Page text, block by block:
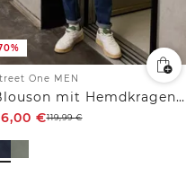
One MEN
Blouson mit Hemdkragen und Zipper
€119,99€